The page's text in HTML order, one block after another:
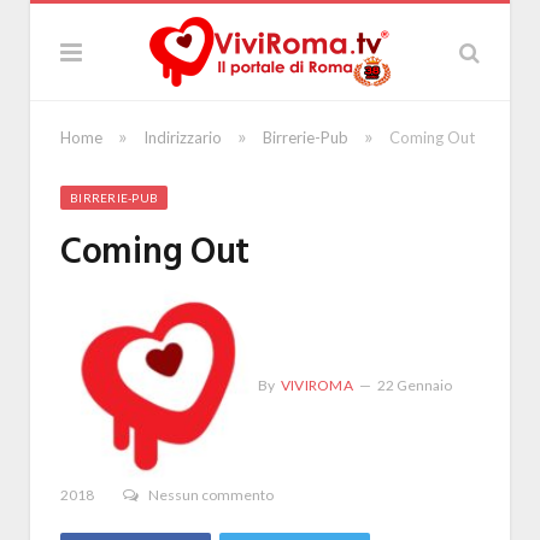
Home » Indirizzario » Birrerie-Pub » Coming Out
BIRRERIE-PUB
Coming Out
By VIVIROMA 22 Gennaio
2018 Nessun commento